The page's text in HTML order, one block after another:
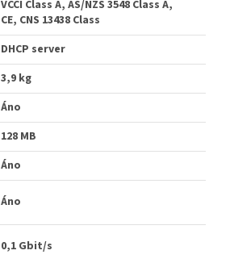
VCCI Class A, AS/NZS 3548 Class A,
CE, CNS 13438 Class
DHCP server
3,9 kg
Áno
128 MB
Áno
Áno
0,1 Gbit/s